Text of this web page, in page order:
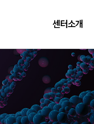
센터소개